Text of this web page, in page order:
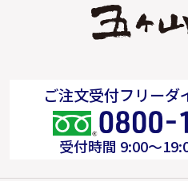
ご注文受付フリーダ
受付時間 9:00～